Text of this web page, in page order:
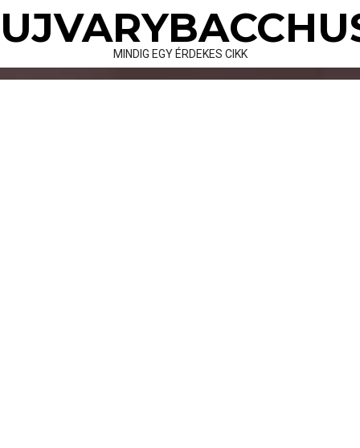
to
MINDIG EGY ÉRDEKES CIKK